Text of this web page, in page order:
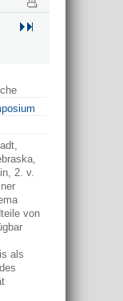
2. v.
von
als